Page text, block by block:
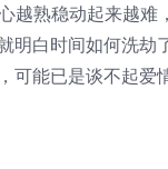
熟稳动起来越难
白时间如何洗劫
能已是谈不起爱